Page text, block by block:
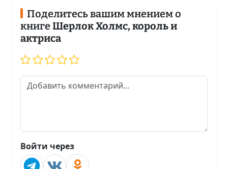
Поделитесь вашим мнением о
книгеШерлок Холмс, король и
актриса
Войти через